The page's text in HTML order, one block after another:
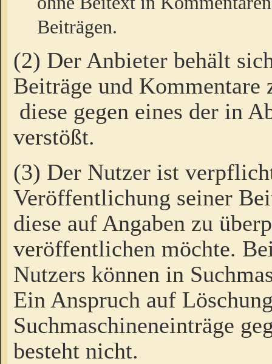
Beiträgen.
(2) Der Anbieter behält
Beiträge und Kommentare
diese gegen eines der in
verstößt.
(3) Der Nutzer ist
Veröffentlichung seiner
diese auf Angaben zu
veröffentlichen möchte.
Nutzers können in
Ein Anspruch auf
Suchmaschineneinträge
besteht nicht.